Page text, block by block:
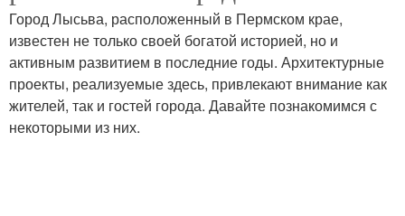
Город Лысьва, расположенный в Пермском крае,
известен не только своей богатой историей, но и
активным развитием в последние годы. Архитектурные
проекты, реализуемые здесь, привлекают внимание как
жителей, так и гостей города. Давайте познакомимся с
некоторыми из них.